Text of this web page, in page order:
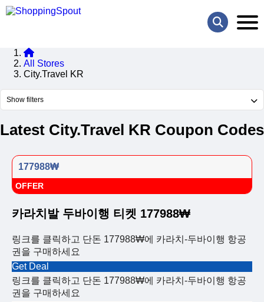
All Stores
City.Travel KR
Show filters
Latest City.Travel KR Coupon Codes
177988₩
OFFER
카라치발 두바이행 티켓 177988₩
링크를 클릭하고 단돈 177988₩에 카라치-두바이행 항공
권을 구매하세요
Get Deal
링크를 클릭하고 단돈 177988₩에 카라치-두바이행 항공
권을 구매하세요